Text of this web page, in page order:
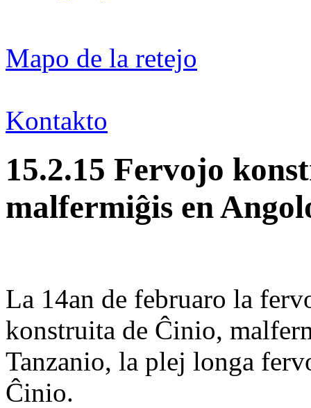
Mapo de la retejo
Kontakto
15.2.15 Fervojo
malfermiĝis en
La 14an de februaro la
konstruita de Ĉinio,
Tanzanio, la plej longa
Ĉinio.